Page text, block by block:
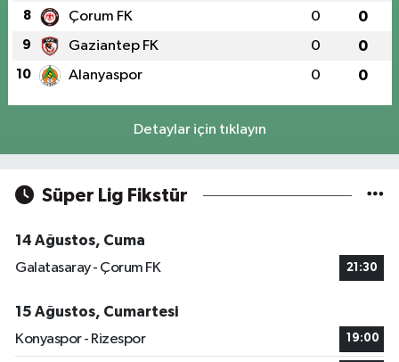
8 Çorum FK 0 0
9 Gaziantep FK 0 0
10 Alanyaspor 0 0
Detaylar için tıklayın
Süper Lig Fikstür
14 Ağustos, Cuma
Galatasaray - Çorum FK
21:30
15 Ağustos, Cumartesi
Konyaspor - Rizespor
19:00